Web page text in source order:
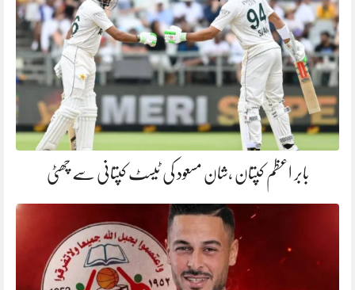
بابر اعظم کپتان ،شان مسعود کی ٹیسٹ کپتانی سے چھٹی